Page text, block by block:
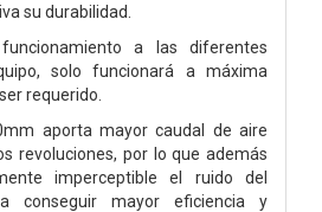
su durabilidad.
a las diferentes
solo funcionará a máxima
requerido.
aporta mayor caudal de aire
revoluciones, por lo que además
imperceptible el ruido del
conseguir mayor eficiencia y